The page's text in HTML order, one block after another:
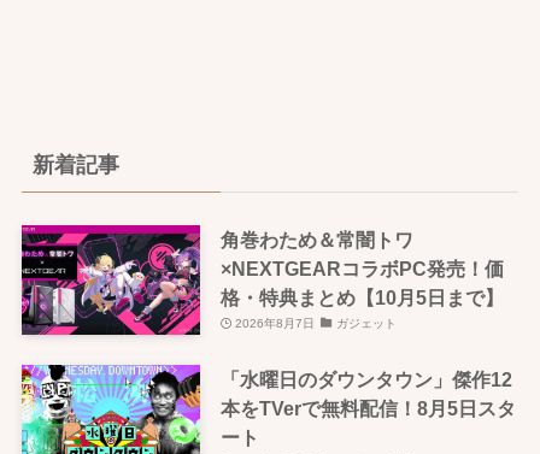
新着記事
角巻わため＆常闇トワ
×NEXTGEARコラボPC発売！価
格・特典まとめ【10月5日まで】
2026年8月7日 ガジェット
「水曜日のダウンタウン」傑作12
本をTVerで無料配信！8月5日スタ
ート